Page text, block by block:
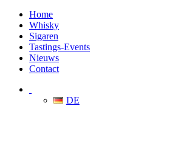
Home
Whisky
Sigaren
Tastings-Events
Nieuws
Contact
DE